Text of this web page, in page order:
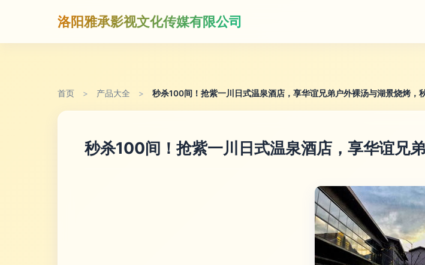
洛阳雅承影视文化传媒有限公司
首页 > 产品大全 > 秒杀100间！抢紫一川日式温泉酒店，享华谊兄弟户外裸汤与湖景烧烤，
秒杀100间！抢紫一川日式温泉酒店，享华谊兄